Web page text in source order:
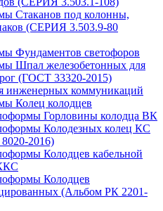
Стаканов под колонны,
(СЕРИЯ 3.503.9-80
Фундаментов светофоров
Шпал железобетонных для
(ГОСТ 33320-2015)
инженерных коммуникаций
Колец колодцев
Горловины колодца ВК
Колодезных колец КС
2016)
Колодцев кабельной
Колодцев
(Альбом РК 2201-